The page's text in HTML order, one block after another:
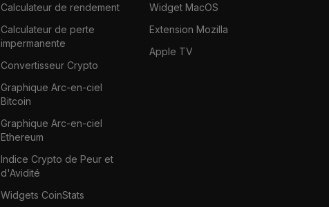
Calculateur de rendement
Calculateur de perte
impermanente
Convertisseur Crypto
Graphique Arc-en-ciel
Bitcoin
Graphique Arc-en-ciel
Ethereum
Indice Crypto de Peur et
d'Avidité
Widgets CoinStats
Widget MacOS
Extension Mozilla
Apple TV